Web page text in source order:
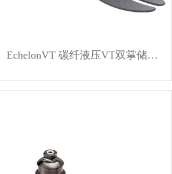
EchelonVT 碳纤液压VT双掌储能脚